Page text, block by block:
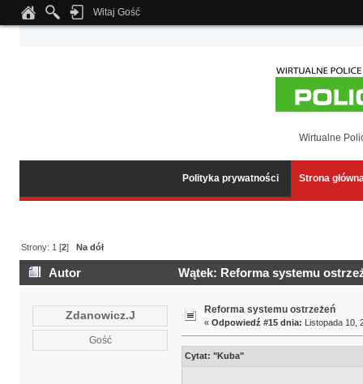
Notice: Undefined index: tapatalk_body_hook in
Witaj Gość
Wirtualne
Polityka prywatności Strona
Strony: 1 [2]Na dół
Autor Wątek: Reforma systemu
Zdanowicz.J
Gość
Reforma systemu ostrzeżeń
« Odpowiedź #15 dnia: Listopada 10,
Cytat: "Kuba"